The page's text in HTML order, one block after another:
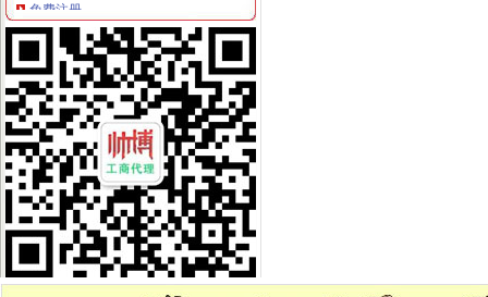
免费注册
如何免费注册Apple ID?Apple ID免费注册图文教程-同步推资讯
免费注册公司流程
【物业管理公司注册流程】-内江百姓网
上海注册一家公司,注册公司的流程及费用都有哪些?-知乎
0元注册公司流程
【南通教育公司注册_科技教育公司注册_教育公司注册流程】-南通赶
【图】公司0元注册,代理记账_六安工商注册_六安列表网
一元注册公司流程
北京市3万1新注册|3万1新注册供应商|3万—1亿元公司新注册_一呼百
【图】在成都注册一家公司需要的流程和费用有哪些？_成都工商注册_
一元公司
聊城一元醇公司-顺企网聊城页